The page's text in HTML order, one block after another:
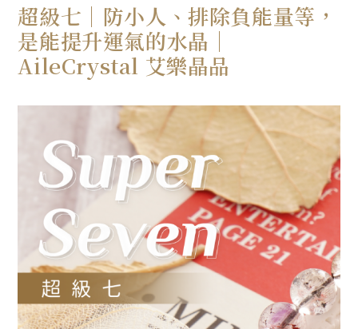
超級七｜防小人、排除負能量等，
是能提升運氣的水晶｜
AileCrystal 艾樂晶品